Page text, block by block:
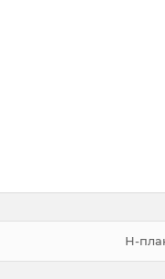
Н-